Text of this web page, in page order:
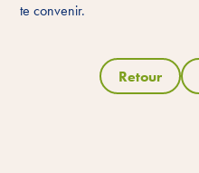
te convenir.
Retour